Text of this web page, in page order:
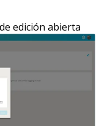
edición abierta